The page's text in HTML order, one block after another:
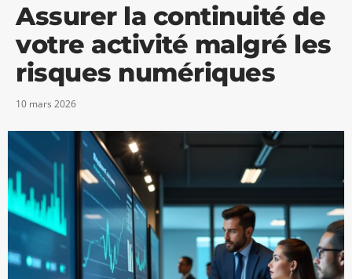
Assurer la continuité de
votre activité malgré les
risques numériques
10 mars 2026